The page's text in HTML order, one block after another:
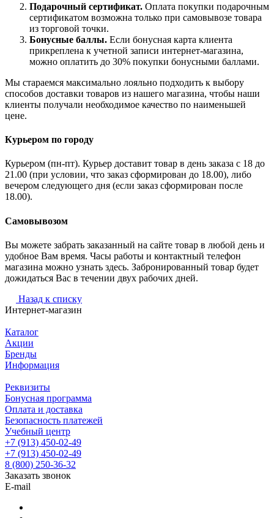
Подарочный сертификат. Оплата покупки подарочным
сертификатом возможна только при самовывозе товара
из торговой точки.
Бонусные баллы. Если бонусная карта клиента
прикреплена к учетной записи интернет-магазина,
можно оплатить до 30% покупки бонусными баллами.
Мы стараемся максимально лояльно подходить к выбору
способов доставки товаров из нашего магазина, чтобы наши
клиенты получали необходимое качество по наименьшей
цене.
Курьером по городу
Курьером (пн-пт). Курьер доставит товар в день заказа с 18 до
21.00 (при условии, что заказ сформирован до 18.00), либо
вечером следующего дня (если заказ сформирован после
18.00).
Самовывозом
Вы можете забрать заказанный на сайте товар в любой день и
удобное Вам время. Часы работы и контактный телефон
магазина можно узнать здесь. Забронированный товар будет
дожидаться Вас в течении двух рабочих дней.
Назад к списку
Интернет-магазин
Каталог
Акции
Бренды
Информация
Реквизиты
Бонусная программа
Оплата и доставка
Безопасность платежей
Учебный центр
+7 (913) 450-02-49
+7 (913) 450-02-49
8 (800) 250-36-32
Заказать звонок
E-mail